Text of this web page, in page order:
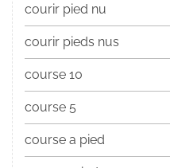
courir pied nu
courir pieds nus
course 10
course 5
course a pied